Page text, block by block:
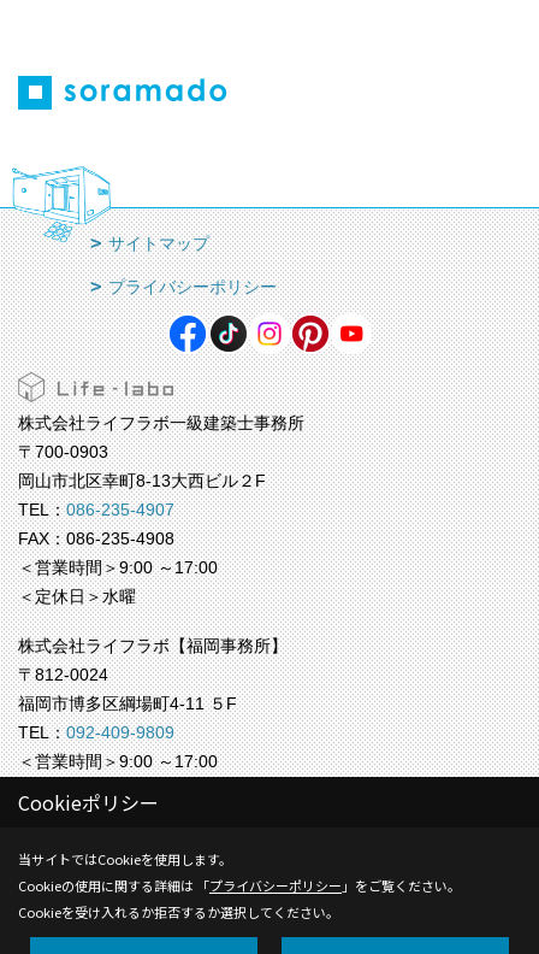
サイトマップ
プライバシーポリシー
株式会社ライフラボ一級建築士事務所
〒700-0903
岡山市北区幸町8-13大西ビル２F
TEL：086-235-4907
FAX：086-235-4908
＜営業時間＞9:00 ～17:00
＜定休日＞水曜
株式会社ライフラボ【福岡事務所】
〒812-0024
福岡市博多区綱場町4-11 ５F
TEL：092-409-9809
＜営業時間＞9:00 ～17:00
＜定休日＞水曜
Copyright (c) Life-labo. All Rights Reserved.
Produced byゴデスクリエイト
Cookieポリシー
当サイトではCookieを使用します。
Cookieの使用に関する詳細は 「プライバシーポリシー 」をご覧ください。
Cookieを受け入れるか拒否するか選択してください。